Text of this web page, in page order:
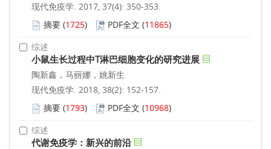
现代免疫学. 2017, 37(4): 350-353.
摘要 (1725) PDF全文 (11865)
综述
小鼠生长过程中T淋巴细胞变化的研究进展
陶新鑫，马丽娜，姚新生
现代免疫学. 2018, 38(2): 152-157.
摘要 (1793) PDF全文 (10968)
综述
代谢免疫学：新兴的前沿